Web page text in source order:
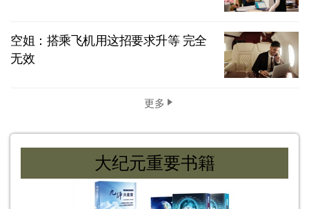
空姐：搭乘飞机用这招要求升等 完全
无效
更多
大纪元重要书籍